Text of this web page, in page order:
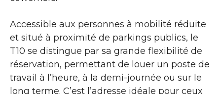
Accessible aux personnes à mobilité réduite
et situé à proximité de parkings publics, le
T10 se distingue par sa grande flexibilité de
réservation, permettant de louer un poste de
travail à l’heure, à la demi-journée ou sur le
long terme. C’est l’adresse idéale pour ceux